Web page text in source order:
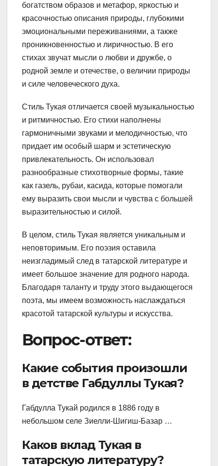
богатством образов и метафор, яркостью и
красочностью описания природы, глубокими
эмоциональными переживаниями, а также
проникновенностью и лиричностью. В его
стихах звучат мысли о любви и дружбе, о
родной земле и отечестве, о величии природы
и силе человеческого духа.
Стиль Тукая отличается своей музыкальностью
и ритмичностью. Его стихи наполнены
гармоничными звуками и мелодичностью, что
придает им особый шарм и эстетическую
привлекательность. Он использовал
разнообразные стихотворные формы, такие
как газель, рубаи, касида, которые помогали
ему выразить свои мысли и чувства с большей
выразительностью и силой.
В целом, стиль Тукая является уникальным и
неповторимым. Его поэзия оставила
неизгладимый след в татарской литературе и
имеет большое значение для родного народа.
Благодаря таланту и труду этого выдающегося
поэта, мы имеем возможность наслаждаться
красотой татарской культуры и искусства.
Вопрос-ответ:
Какие события произошли
в детстве Габдуллы Тукая?
Габдулла Тукай родился в 1886 году в
небольшом селе Зиелли-Шигиш-Базар …
Каков вклад Тукая в
татарскую литературу?